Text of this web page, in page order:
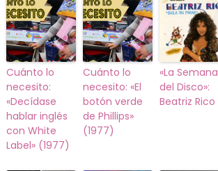
Cuánto lo
necesito:
«Decídase
hablar inglés
con White
Label» (1977)
Cuánto lo
necesito: «El
botón verde
de Phillips»
(1977)
«La Semana
del Disco»:
Beatriz Rico